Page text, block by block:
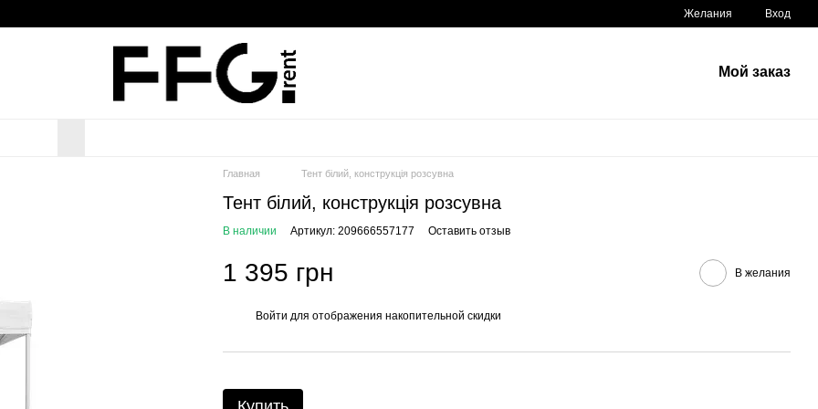
Желания Вход
Мой заказ
Главная Тент білий, конструкція розсувна
Тент білий, конструкція розсувна
В наличии Артикул: 209666557177 Оставить отзыв
1 395 грн В желания
Войти для отображения накопительной скидки